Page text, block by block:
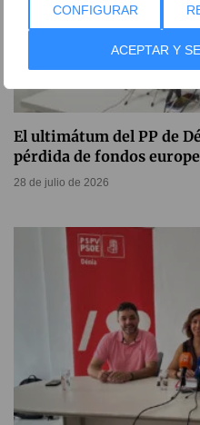
CONFIGURAR
ACEPTAR Y
El ultimátum del PP de
pérdida de fondos
28 de julio de 2026